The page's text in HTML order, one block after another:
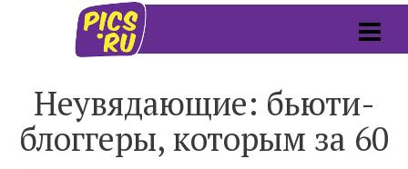
Неувядающие: бьюти-
блоггеры, которым за 60